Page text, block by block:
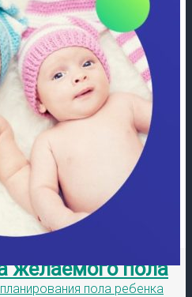
желаемого пола
пола ребенка